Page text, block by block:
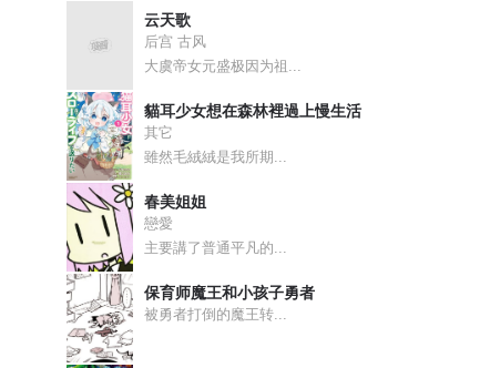
云天歌
后宫 古风
大虞帝女元盛极因为祖...
貓耳少女想在森林裡過上慢生活
其它
雖然毛絨絨是我所期...
春美姐姐
戀愛
主要講了普通平凡的...
保育师魔王和小孩子勇者
被勇者打倒的魔王转...